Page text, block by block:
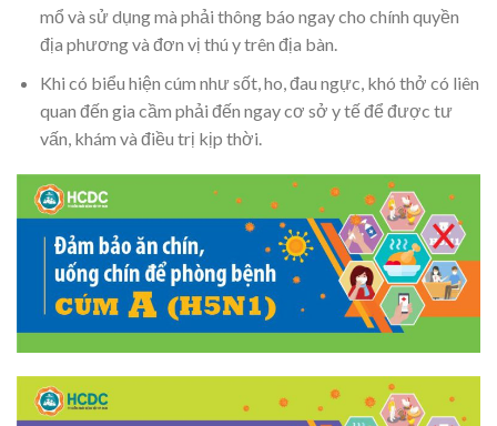
mổ và sử dụng mà phải thông báo ngay cho chính quyền
địa phương và đơn vị thú y trên địa bàn.
Khi có biểu hiện cúm như sốt, ho, đau ngực, khó thở có liên
quan đến gia cầm phải đến ngay cơ sở y tế để được tư
vấn, khám và điều trị kịp thời.